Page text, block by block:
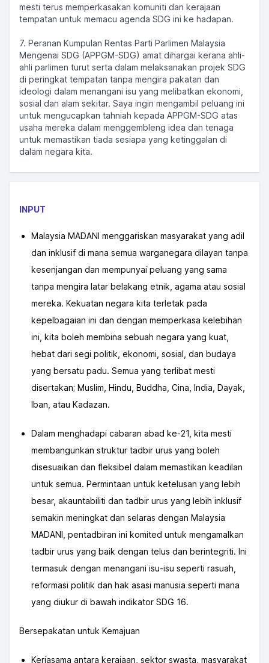
mesti terus memperkasakan komuniti dan kerajaan
tempatan untuk memacu agenda SDG ini ke hadapan.
7. Peranan Kumpulan Rentas Parti Parlimen Malaysia
Mengenai SDG (APPGM-SDG) amat dihargai kerana ahli-
ahli parlimen turut serta dalam melaksanakan projek SDG
di peringkat tempatan tanpa mengira pakatan dan
ideologi dalam menangani isu yang melibatkan ekonomi,
sosial dan alam sekitar. Saya ingin mengambil peluang ini
untuk mengucapkan tahniah kepada APPGM-SDG atas
usaha mereka dalam menggembleng idea dan tenaga
untuk memastikan tiada sesiapa yang ketinggalan di
dalam negara kita.
INPUT
Malaysia MADANI menggariskan masyarakat yang adil
dan inklusif di mana semua warganegara dilayan tanpa
kesenjangan dan mempunyai peluang yang sama
tanpa mengira latar belakang etnik, agama atau sosial
mereka. Kekuatan negara kita terletak pada
kepelbagaian ini dan dengan memperkasa kelebihan
ini, kita boleh membina sebuah negara yang kuat,
hebat dari segi politik, ekonomi, sosial, dan budaya
yang bersatu padu. Semua yang terlibat mesti
disertakan; Muslim, Hindu, Buddha, Cina, India, Dayak,
Iban, atau Kadazan.
Dalam menghadapi cabaran abad ke-21, kita mesti
membangunkan struktur tadbir urus yang boleh
disesuaikan dan fleksibel dalam memastikan keadilan
untuk semua. Permintaan untuk ketelusan yang lebih
besar, akauntabiliti dan tadbir urus yang lebih inklusif
semakin meningkat dan selaras dengan Malaysia
MADANI, pentadbiran ini komited untuk mengamalkan
tadbir urus yang baik dengan telus dan berintegriti. Ini
termasuk dengan menangani isu-isu seperti rasuah,
reformasi politik dan hak asasi manusia seperti mana
yang diukur di bawah indikator SDG 16.
Bersepakatan untuk Kemajuan
Kerjasama antara kerajaan, sektor swasta, masyarakat